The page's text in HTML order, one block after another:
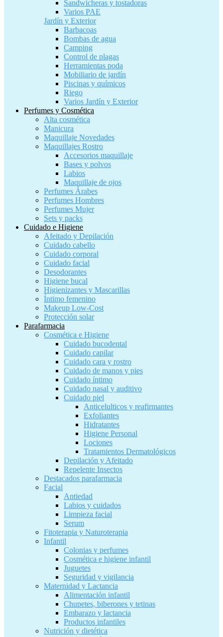
Sandwicheras y tostadoras
Varios PAE
Jardín y Exterior
Barbacoas
Bombas de agua
Camping
Control de plagas
Herramientas poda
Mobiliario de jardín
Piscinas y químicos
Riego
Varios Jardín y Exterior
Perfumes y Cosmética
Alta cosmética
Manicura
Maquillaje Novedades
Maquillajes Rostro
Accesorios maquillaje
Bases y polvos
Labios
Maquillaje de ojos
Perfumes Árabes
Perfumes Hombres
Perfumes Mujer
Sets y packs
Cuidado e Higiene
Afeitado y Depilación
Cuidado cabello
Cuidado corporal
Cuidado facial
Desodorantes
Higiene bucal
Higienizantes y Mascarillas
Íntimo femenino
Makeup Low-Cost
Protección solar
Parafarmacia
Cosmética e Higiene
Cuidado bucodental
Cuidado capilar
Cuidado cara y rostro
Cuidado de manos y pies
Cuidado íntimo
Cuidado nasal y auditivo
Cuidado piel
Anticelulticos y reafirmantes
Exfoliantes
Hidratantes
Higiene Personal
Lociones
Tratamientos Dermatológicos
Depilación y Afeitado
Repelente Insectos
Destacados parafarmacia
Facial
Antiedad
Labios y cuidados
Limpieza facial
Serum
Fitoterapia y Naturoterapia
Infantil
Colonias y perfumes
Cosmética e higiene infantil
Juguetes
Seguridad y vigilancia
Maternidad y Lactancia
Alimentación infantil
Chupetes, biberones y tetinas
Embarazo y lactancia
Productos infantiles
Nutrición y dietética